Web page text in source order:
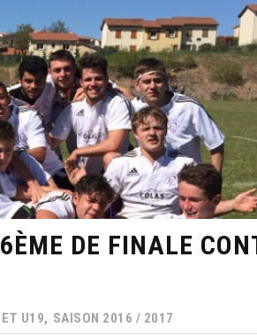
DE FINALE
U19, SAISON 2016 / 2017